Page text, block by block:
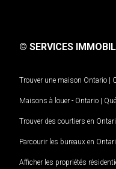
© SERVICES
Trouver une maison Ontario |
Maisons à louer - Ontario |
Trouver des courtiers en
Parcourir les bureaux en
Afficher les propriétés